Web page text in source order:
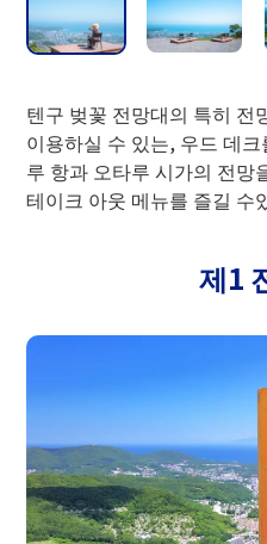
텐구 벚꽃 전망대의 특히 전
이용하실 수 있는, 우드 데
루 항과 오타루 시가의 전망
테이크 아웃 메뉴를 즐길 수
제1
단체(20명 이상)
겨울철
단체(20명 이상)
・어른… 중학생 이
・신체장애자 수
지고 계신 분은 창
세요. 할인하겠습니
※요금은 변경하는
※TENGUU CAFE